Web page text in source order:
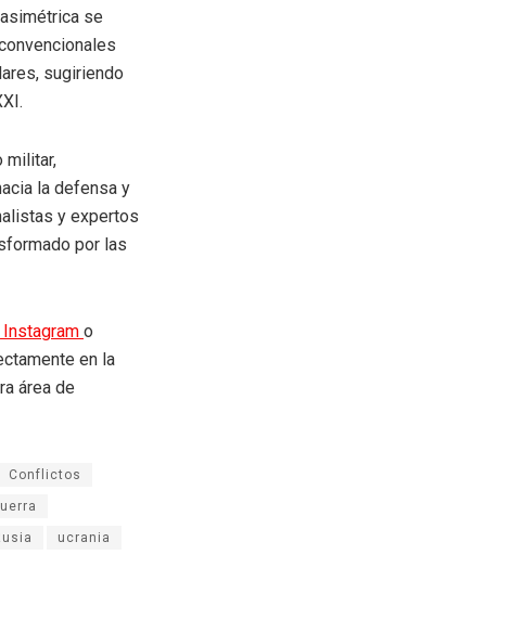
se
sugiriendo
militar,
la defensa y
y expertos
por las
Instagram o
en la
área de
Conflictos
ucrania